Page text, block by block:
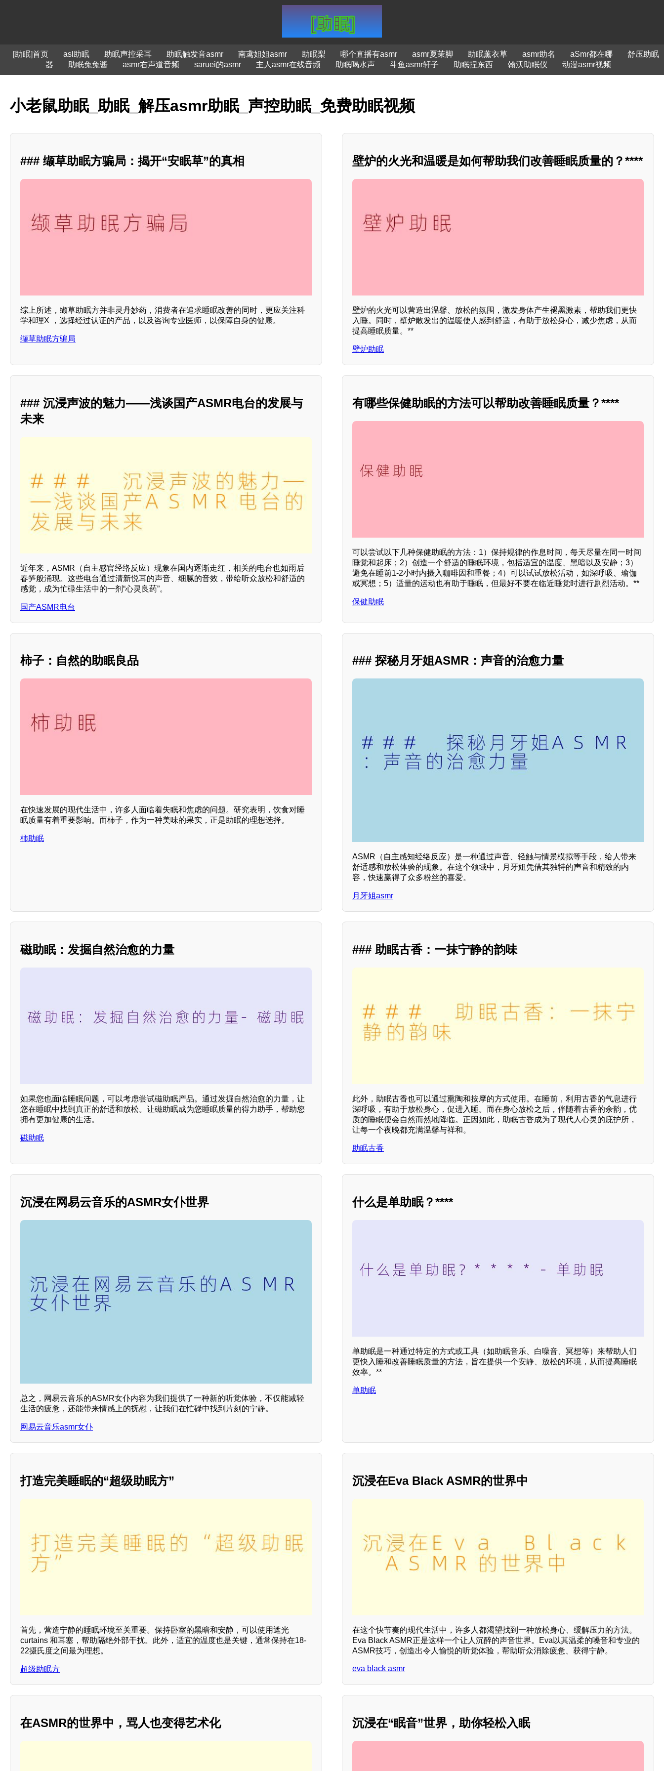
[助眠]首页 asl助眠 助眠声控采耳 助眠触发音asmr 南鸢姐姐asmr 助眠梨 哪个直播有asmr asmr夏茉脚 助眠薰衣草 asmr助名 aSmr都在哪
舒压助眠
器
助眠兔兔酱 asmr右声道音频 saruei的asmr 主人asmr在线音频 助眠喝水声 斗鱼asmr轩子 助眠捏东西 翰沃助眠仪 动漫asmr视频
小老鼠助眠_助眠_解压asmr助眠_声控助眠_免费助眠视频
### 缬草助眠方骗局：揭开“安眠草”的真相
综上所述，缬草助眠方并非灵丹妙药，消费者在追求睡眠改善的同时，更应关注科
学和理X ，选择经过认证的产品，以及咨询专业医师，以保障自身的健康。
缬草助眠方骗局
壁炉的火光和温暖是如何帮助我们改善睡眠质量的？****
壁炉的火光可以营造出温馨、放松的氛围，激发身体产生褪黑激素，帮助我们更快
入睡。同时，壁炉散发出的温暖使人感到舒适，有助于放松身心，减少焦虑，从而
提高睡眠质量。**
壁炉助眠
### 沉浸声波的魅力——浅谈国产ASMR电台的发展与
未来
近年来，ASMR（自主感官经络反应）现象在国内逐渐走红，相关的电台也如雨后
春笋般涌现。这些电台通过清新悦耳的声音、细腻的音效，带给听众放松和舒适的
感觉，成为忙碌生活中的一剂“心灵良药”。
国产ASMR电台
有哪些保健助眠的方法可以帮助改善睡眠质量？****
可以尝试以下几种保健助眠的方法：1）保持规律的作息时间，每天尽量在同一时间
睡觉和起床；2）创造一个舒适的睡眠环境，包括适宜的温度、黑暗以及安静；3）
避免在睡前1-2小时内摄入咖啡因和重餐；4）可以试试放松活动，如深呼吸、瑜伽
或冥想；5）适量的运动也有助于睡眠，但最好不要在临近睡觉时进行剧烈活动。**
保健助眠
柿子：自然的助眠良品
在快速发展的现代生活中，许多人面临着失眠和焦虑的问题。研究表明，饮食对睡
眠质量有着重要影响。而柿子，作为一种美味的果实，正是助眠的理想选择。
柿助眠
### 探秘月牙姐ASMR：声音的治愈力量
ASMR（自主感知经络反应）是一种通过声音、轻触与情景模拟等手段，给人带来
舒适感和放松体验的现象。在这个领域中，月牙姐凭借其独特的声音和精致的内
容，快速赢得了众多粉丝的喜爱。
月牙姐asmr
磁助眠：发掘自然治愈的力量
如果您也面临睡眠问题，可以考虑尝试磁助眠产品。通过发掘自然治愈的力量，让
您在睡眠中找到真正的舒适和放松。让磁助眠成为您睡眠质量的得力助手，帮助您
拥有更加健康的生活。
磁助眠
### 助眠古香：一抹宁静的韵味
此外，助眠古香也可以通过熏陶和按摩的方式使用。在睡前，利用古香的气息进行
深呼吸，有助于放松身心，促进入睡。而在身心放松之后，伴随着古香的余韵，优
质的睡眠便会自然而然地降临。正因如此，助眠古香成为了现代人心灵的庇护所，
让每一个夜晚都充满温馨与祥和。
助眠古香
沉浸在网易云音乐的ASMR女仆世界
总之，网易云音乐的ASMR女仆内容为我们提供了一种新的听觉体验，不仅能减轻
生活的疲惫，还能带来情感上的抚慰，让我们在忙碌中找到片刻的宁静。
网易云音乐asmr女仆
什么是单助眠？****
单助眠是一种通过特定的方式或工具（如助眠音乐、白噪音、冥想等）来帮助人们
更快入睡和改善睡眠质量的方法，旨在提供一个安静、放松的环境，从而提高睡眠
效率。**
单助眠
打造完美睡眠的“超级助眠方”
首先，营造宁静的睡眠环境至关重要。保持卧室的黑暗和安静，可以使用遮光
curtains 和耳塞，帮助隔绝外部干扰。此外，适宜的温度也是关键，通常保持在18-
22摄氏度之间最为理想。
超级助眠方
沉浸在Eva Black ASMR的世界中
在这个快节奏的现代生活中，许多人都渴望找到一种放松身心、缓解压力的方法。
Eva Black ASMR正是这样一个让人沉醉的声音世界。Eva以其温柔的嗓音和专业的
ASMR技巧，创造出令人愉悦的听觉体验，帮助听众消除疲惫、获得宁静。
eva black asmr
在ASMR的世界中，骂人也变得艺术化 沉浸在“眠音”世界，助你轻松入眠